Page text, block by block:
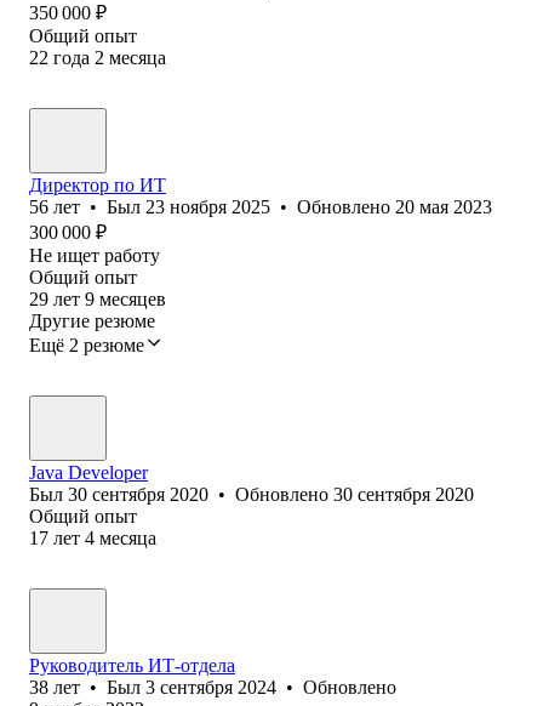
350 000 ₽
Общий опыт
22 года 2 месяца
Директор по ИТ
56 лет • Был 23 ноября 2025 • Обновлено 20 мая 2023
300 000 ₽
Не ищет работу
Общий опыт
29 лет 9 месяцев
Другие резюме
Ещё 2 резюме
Java Developer
Был 30 сентября 2020 • Обновлено 30 сентября 2020
Общий опыт
17 лет 4 месяца
Руководитель ИТ-отдела
38 лет • Был 3 сентября 2024 • Обновлено